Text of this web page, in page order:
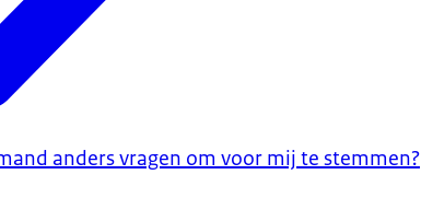
anders vragen om voor mij te stemmen?